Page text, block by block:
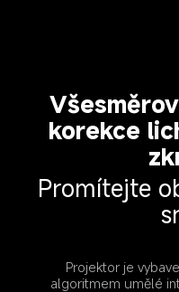
korekce
Promítejte
Projektor je
algoritmem umělé